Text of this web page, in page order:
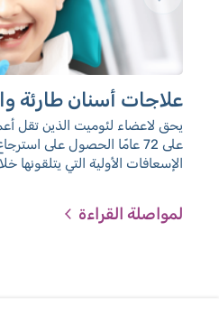
علاجات أسنان طارئة
على 72 عامًا الحصول على
الإسعافات الأولية التي يتلقونها
لمواصلة القراءة